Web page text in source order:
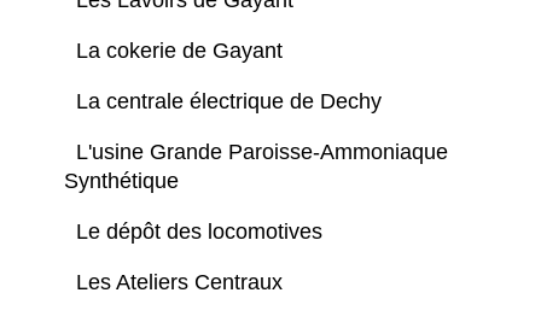
La cokerie de Gayant
La centrale électrique de Dechy
L'usine Grande Paroisse-Ammoniaque
Synthétique
Le dépôt des locomotives
Les Ateliers Centraux